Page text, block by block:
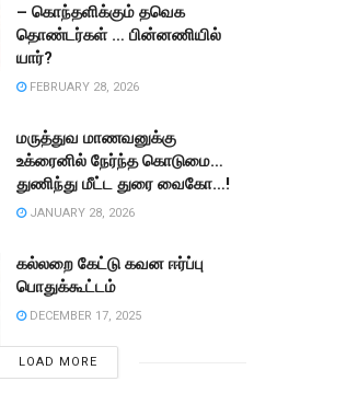
– கொந்தளிக்கும் தவெக
தொண்டர்கள் … பின்னணியில்
யார்?
FEBRUARY 28, 2026
மருத்துவ மாணவனுக்கு
உக்ரைனில் நேர்ந்த கொடுமை…
துணிந்து மீட்ட துரை வைகோ…!
JANUARY 28, 2026
கல்லறை கேட்டு கவன ஈர்ப்பு
பொதுக்கூட்டம்
DECEMBER 17, 2025
LOAD MORE